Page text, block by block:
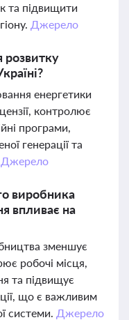
та підвищити
Джерело
енергетики
контролює
програми,
генерації та
Джерело
виробника
впливає на
зменшує
робочі місця,
та підвищує
що є важливим
системи. Джерело